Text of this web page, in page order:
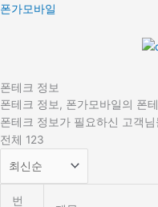
콘
너
뛰
기
폰가모바일
폰테크 정보
폰테크 정보, 폰가모바일의 폰
폰테크 정보가 필요하신 고객
전체 123
번